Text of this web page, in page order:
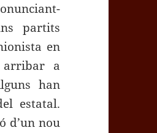
partits
en
arribar a
han
estatal.
d’un nou